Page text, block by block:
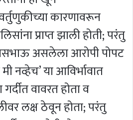
कारणावरून
प्राप्त झाली होती; परंतु
असलेला आरोपी पोपट
नव्हेच’ या आविर्भावात
वावरत होता व
लक्ष ठेवून होता; परंतु